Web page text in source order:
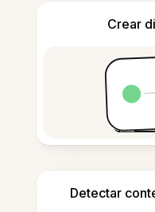
Crear
Detectar